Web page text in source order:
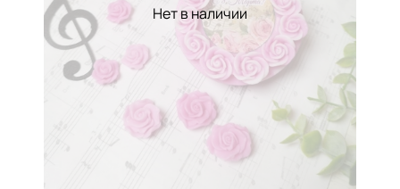
Нет в наличии